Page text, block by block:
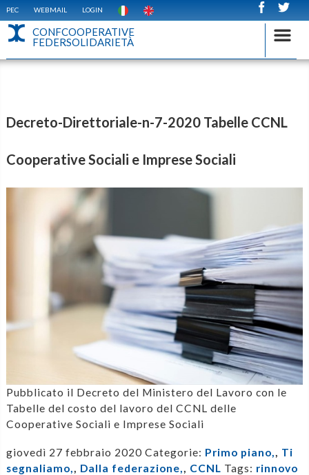
PEC WEBMAIL LOGIN
CONFCOOPERATIVE
FEDERSOLIDARIETÀ
Decreto-Direttoriale-n-7-2020 Tabelle CCNL
Cooperative Sociali e Imprese Sociali
Pubblicato il Decreto del Ministero del Lavoro con le
Tabelle del costo del lavoro del CCNL delle
Cooperative Sociali e Imprese Sociali
giovedì 27 febbraio 2020 Categorie: Primo piano,, Ti
segnaliamo,, Dalla federazione,, CCNL Tags: rinnovo